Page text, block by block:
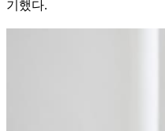
기했다.